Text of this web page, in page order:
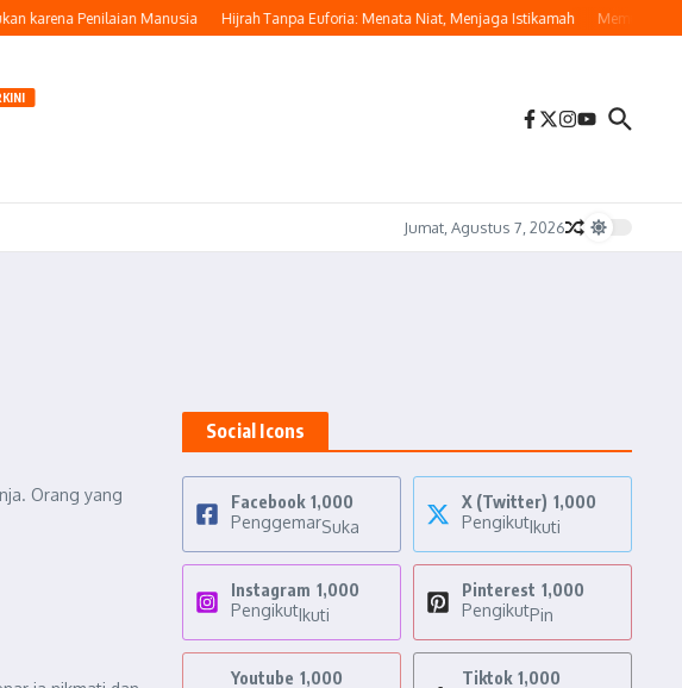
karena Penilaian Manusia Hijrah Tanpa Euforia: Menata Niat, Menjaga Istikamah Memulai
Jumat, Agustus 7, 2026
Orang yang
Social Icons
Facebook 1,000
PenggemarSuka
X (Twitter) 1,000
PengikutIkuti
Instagram 1,000
PengikutIkuti
Pinterest 1,000
PengikutPin
Youtube 1,000
Tiktok 1,000